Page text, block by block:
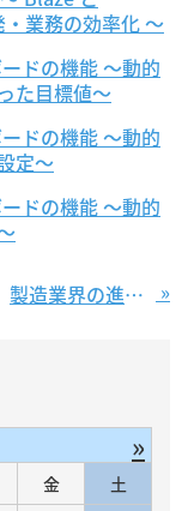
業務の効率化 ～
ドの機能 〜動的
た目標値〜
ドの機能 〜動的
定〜
ドの機能 〜動的
製造業界の進化、工程ごとの自動化事例をみてみよう！ »
»
金
土